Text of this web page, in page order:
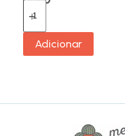
Adicionar